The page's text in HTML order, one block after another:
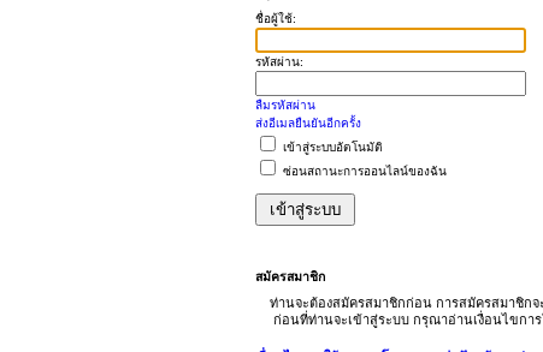
ชื่อผู้ใช้:
รหัสผ่าน:
ลืมรหัสผ่าน
ส่งอีเมลยืนยันอีกครั้ง
เข้าสู่ระบบอัตโนมัติ
ซ่อนสถานะการออนไลน์ของฉัน
สมัครสมาชิก
ท่านจะต้องสมัครสมาชิกก่อน การสมัครสมาชิกจ
ก่อนที่ท่านจะเข้าสู่ระบบ กรุณาอ่านเงื่อนไขกา